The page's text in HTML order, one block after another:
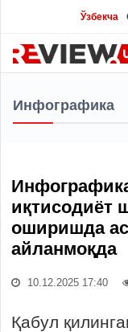
Ўзбекча
Инфографика
иқтисодиёт
оширишда
айланмоқда
10.12.2025 17:40
Қабул